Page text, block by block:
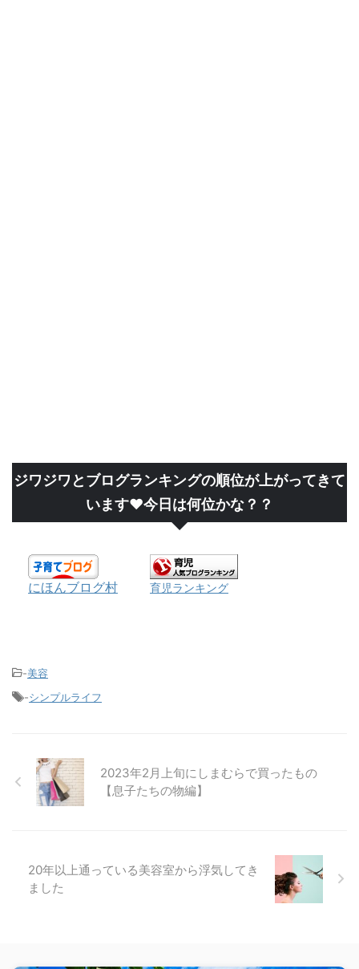
ジワジワとブログランキングの順位が上がってきて
います❤今日は何位かな？？
にほんブログ村 育児ランキング
-美容
-シンプルライフ
2023年2月上旬にしまむらで買ったもの
【息子たちの物編】
20年以上通っている美容室から浮気してき
ました